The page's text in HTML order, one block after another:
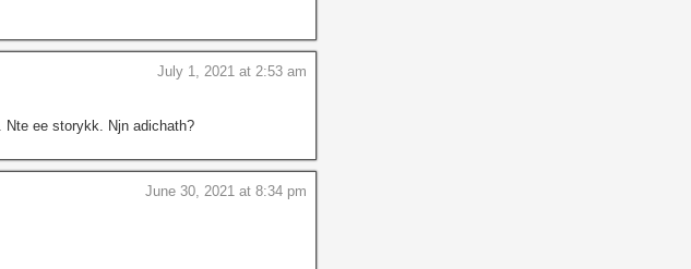
July 1, 2021 at 2:53 am
ee storykk. Njn adichath?
June 30, 2021 at 8:34 pm